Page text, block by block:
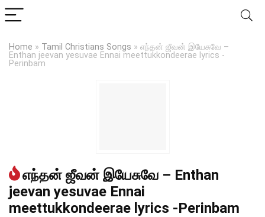
Home » Tamil Christians Songs » எந்தன் ஜீவன் இயேசுவே –
Enthan jeevan yesuvae Ennai meettukkondeerae lyrics -
Perinbam
எந்தன் ஜீவன் இயேசுவே – Enthan
jeevan yesuvae Ennai
meettukkondeerae lyrics -Perinbam